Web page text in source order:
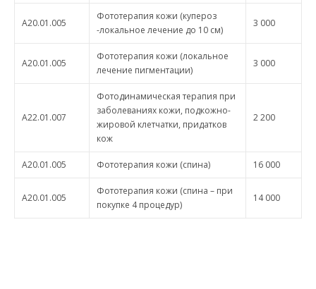
A20.01.005
Фототерапия кожи (купероз
-локальное лечение до 10 см)
3 000
A20.01.005
Фототерапия кожи (локальное
лечение пигментации)
3 000
А22.01.007
Фотодинамическая терапия при
заболеваниях кожи, подкожно-
жировой клетчатки, придатков
кож
2 200
A20.01.005 Фототерапия кожи (спина) 16 000
A20.01.005
Фототерапия кожи (спина – при
покупке 4 процедур)
14 000